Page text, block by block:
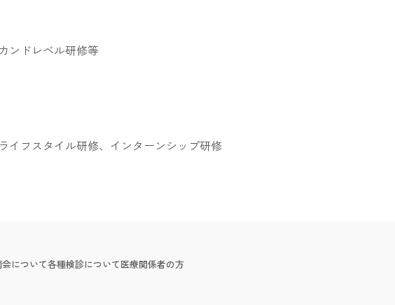
ンドレベル研修等
イフスタイル研修、インターンシップ研修
について各種検診について医療関係者の方